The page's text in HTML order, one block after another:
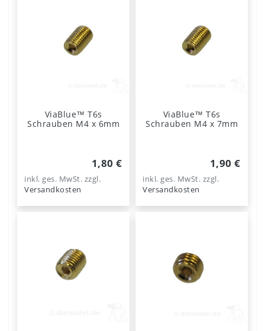
ViaBlue™ T6s
Schrauben M4 x 6mm
1,80 €
inkl. ges. MwSt. zzgl.
Versandkosten
ViaBlue™ T6s
Schrauben M4 x 7mm
1,90 €
inkl. ges. MwSt. zzgl.
Versandkosten